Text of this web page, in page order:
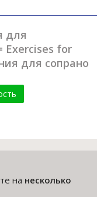
для
Exercises for
для сопрано
на несколько